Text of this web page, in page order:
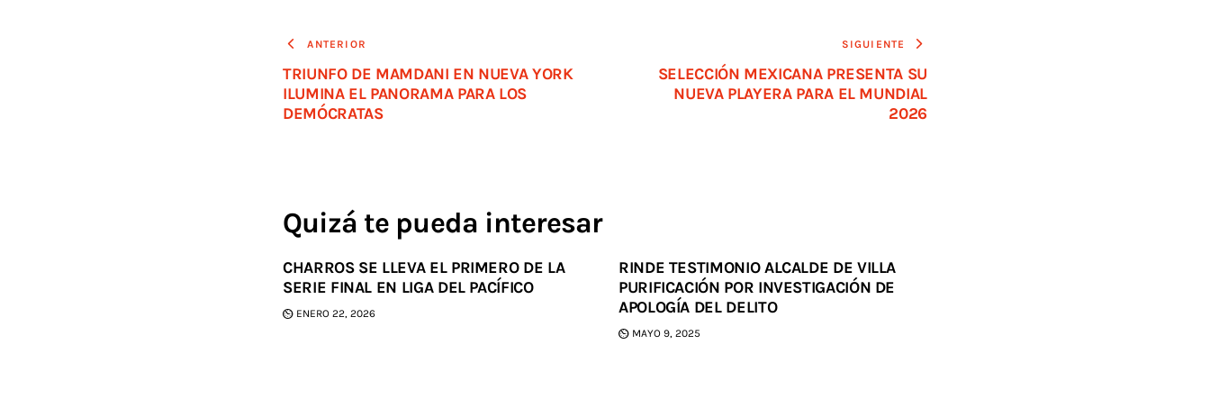
ANTERIOR
TRIUNFO DE MAMDANI EN NUEVA YORK
ILUMINA EL PANORAMA PARA LOS
DEMÓCRATAS
SIGUIENTE
SELECCIÓN MEXICANA PRESENTA SU
NUEVA PLAYERA PARA EL MUNDIAL
2026
Quizá te pueda interesar
CHARROS SE LLEVA EL PRIMERO DE LA
SERIE FINAL EN LIGA DEL PACÍFICO
ENERO 22, 2026
RINDE TESTIMONIO ALCALDE DE VILLA
PURIFICACIÓN POR INVESTIGACIÓN DE
APOLOGÍA DEL DELITO
MAYO 9, 2025